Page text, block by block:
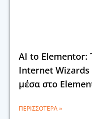
AI to Elementor:
Internet Wizards
μέσα στο
ΠΕΡΙΣΣΌΤΕΡΑ »